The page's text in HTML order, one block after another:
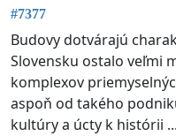
#7377
Budovy dotvárajú
Slovensku ostalo veľmi
komplexov
aspoň od takého
kultúry a úcty k histórii